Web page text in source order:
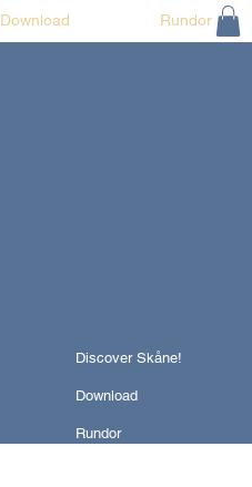
Download Rundor
Discover Skåne!
Download
Rundor